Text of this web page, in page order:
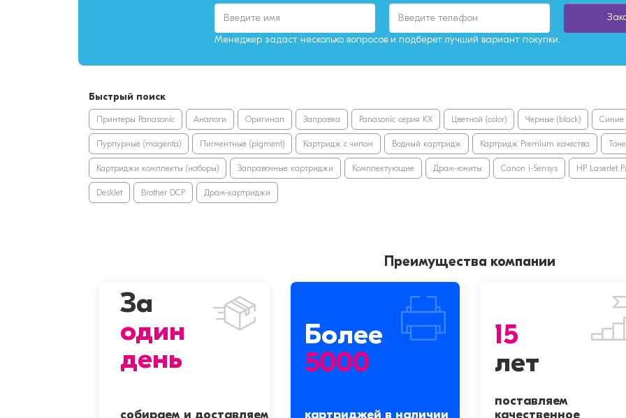
Менеджер задаст несколько вопросов и подберет лучший вариант покупки.
Быстрый поиск
Принтеры Panasonic Аналоги Оригинал Заправка Panasonic серия KX Цветной (color) Черные (black) Синие
Пурпурные (magenta) Пигментные (pigment) Картридж с чипом Водный картридж Картридж Premium качества
Картриджи комплекты (наборы) Заправочные картриджи Комплектующие Драм-юниты Canon i-Sensys HP LaserJet
DeskJet Brother DCP Драм-картриджи
Преимущества компании
За
один
день
собираем и доставляем
Более
5000
картриджей в наличии
15
лет
поставляем
качественное